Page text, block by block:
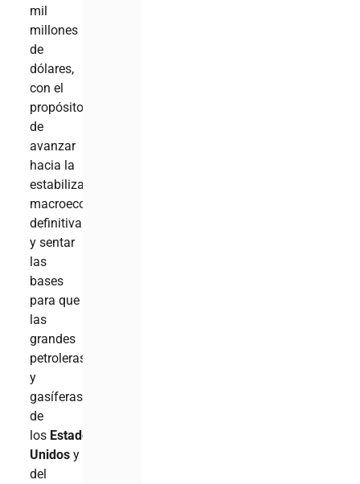
mil
millones
de
dólares,
con el
propósito
de
avanzar
hacia la
estabilización
macroeconómica
definitiva
y sentar
las
bases
para que
las
grandes
petroleras
y
gasíferas
de
los Estados
Unidos y
del